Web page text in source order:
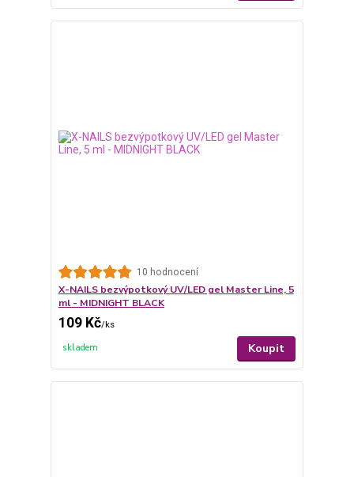
10 hodnocení
X-NAILS bezvýpotkový UV/LED gel Master Line, 5
ml - MIDNIGHT BLACK
109 Kč/ks
skladem Koupit